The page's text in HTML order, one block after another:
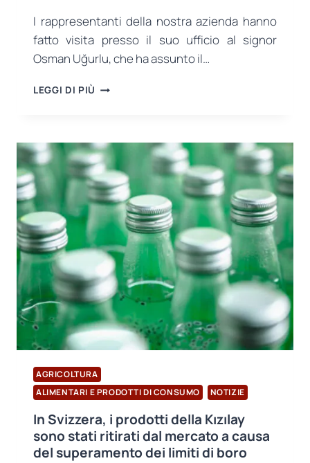
I rappresentanti della nostra azienda hanno
fatto visita presso il suo ufficio al signor
Osman Uğurlu, che ha assunto il…
LEGGI DI PIÙ VISITA
NUOVO
PRESIDENTE
DELL’ASSOCIAZIONE
DEGLI
ESPORTATORI
DI
DENIZLI
AGRICOLTURA
ALIMENTARI E PRODOTTI DI CONSUMO
NOTIZIE
In Svizzera, i prodotti della Kızılay
sono stati ritirati dal mercato a causa
del superamento dei limiti di boro